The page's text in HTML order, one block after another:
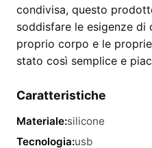
condivisa, questo
soddisfare le esigenze di
proprio corpo e le
stato così semplice e
Caratteristiche
Materiale:silicone
Tecnologia:usb